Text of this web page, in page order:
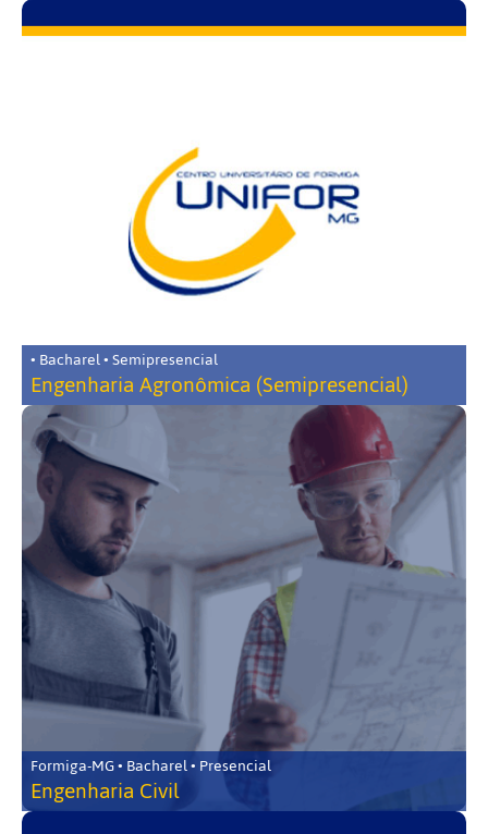
• Bacharel • Semipresencial
Engenharia Agronômica (Semipresencial)
Formiga-MG • Bacharel • Presencial
Engenharia Civil